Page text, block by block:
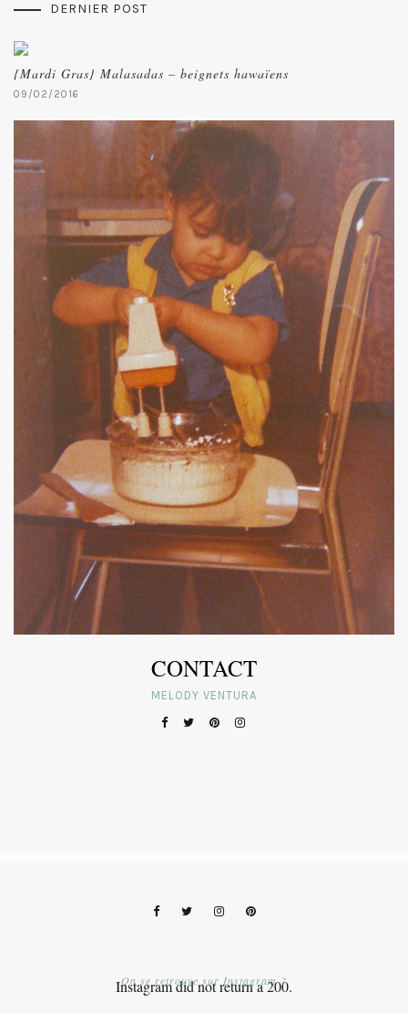
DERNIER POST
{Mardi Gras} Malasadas – beignets hawaïens
09/02/2016
CONTACT
MELODY VENTURA
Instagram did not return a 200.
On se retrouve sur Instagram ?